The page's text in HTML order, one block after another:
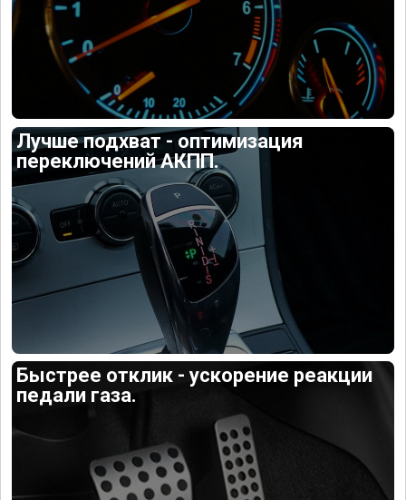
Лучше подхват - оптимизация
переключений АКПП.
Быстрее отклик - ускорение реакции
педали газа.